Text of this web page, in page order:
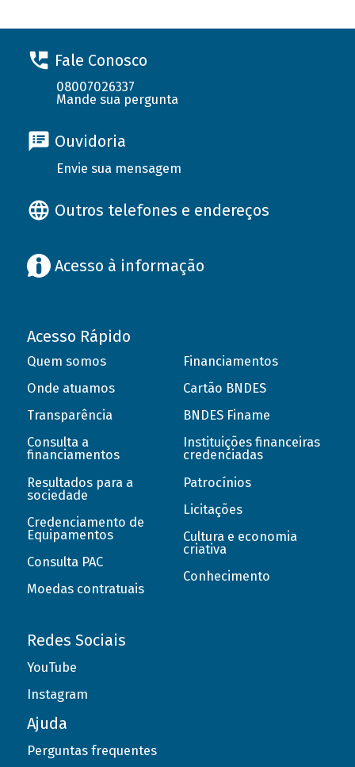
Fale Conosco
08007026337
Mande sua pergunta
Ouvidoria
Envie sua mensagem
Outros telefones e endereços
Acesso à informação
Acesso Rápido
Quem somos
Onde atuamos
Transparência
Consulta a
financiamentos
Resultados para a
sociedade
Credenciamento de
Equipamentos
Consulta PAC
Moedas contratuais
Financiamentos
Cartão BNDES
BNDES Finame
Instituições financeiras
credenciadas
Patrocínios
Licitações
Cultura e economia
criativa
Conhecimento
Redes Sociais
YouTube
Instagram
Ajuda
Perguntas frequentes